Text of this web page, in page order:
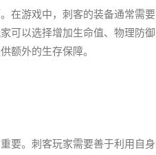
在游戏中，刺客的装备通常需
可以选择增加生命值、物理防御
额外的生存保障。
要。刺客玩家需要善于利用自